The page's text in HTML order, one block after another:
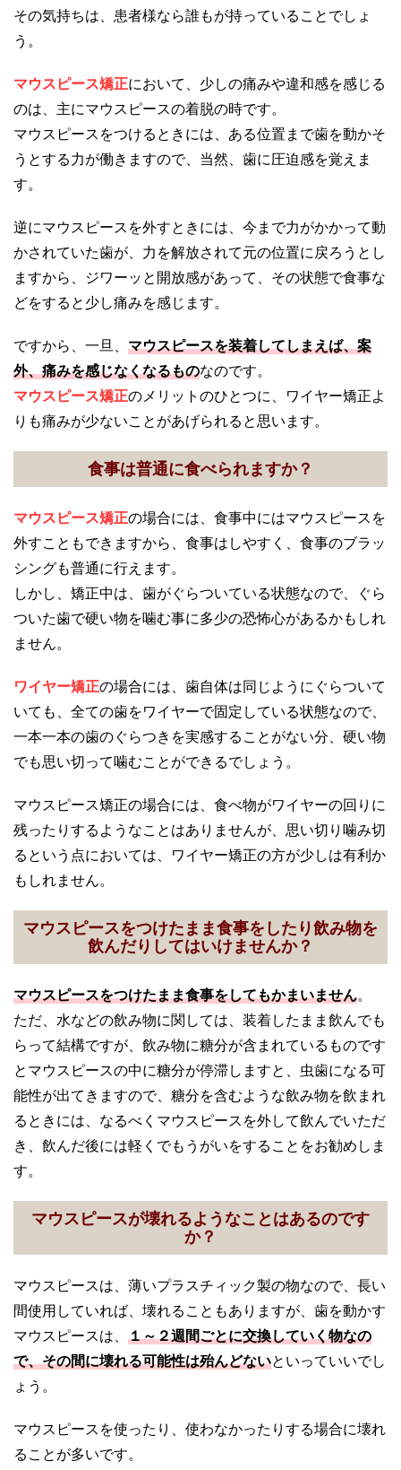
その気持ちは、患者様なら誰もが持っていることでしょ
う。
マウスピース矯正において、少しの痛みや違和感を感じる
のは、主にマウスピースの着脱の時です。
マウスピースをつけるときには、ある位置まで歯を動かそ
うとする力が働きますので、当然、歯に圧迫感を覚えま
す。
逆にマウスピースを外すときには、今まで力がかかって動
かされていた歯が、力を解放されて元の位置に戻ろうとし
ますから、ジワーッと開放感があって、その状態で食事な
どをすると少し痛みを感じます。
ですから、一旦、 マウスピースを装着してしまえば、案
外、痛みを感じなくなるものなのです。
マウスピース矯正のメリットのひとつに、ワイヤー矯正よ
りも痛みが少ないことがあげられると思います。
食事は普通に食べられますか？
マウスピース矯正の場合には、食事中にはマウスピースを
外すこともできますから、食事はしやすく、食事のブラッ
シングも普通に行えます。
しかし、矯正中は、歯がぐらついている状態なので、ぐら
ついた歯で硬い物を噛む事に多少の恐怖心があるかもしれ
ません。
ワイヤー矯正の場合には、歯自体は同じようにぐらついて
いても、全ての歯をワイヤーで固定している状態なので、
一本一本の歯のぐらつきを実感することがない分、硬い物
でも思い切って噛むことができるでしょう。
マウスピース矯正の場合には、食べ物がワイヤーの回りに
残ったりするようなことはありませんが、思い切り噛み切
るという点においては、ワイヤー矯正の方が少しは有利か
もしれません。
マウスピースをつけたまま食事をしたり飲み物を
飲んだりしてはいけませんか？
マウスピースをつけたまま食事をしてもかまいません。
ただ、水などの飲み物に関しては、装着したまま飲んでも
らって結構ですが、飲み物に糖分が含まれているものです
とマウスピースの中に糖分が停滞しますと、虫歯になる可
能性が出てきますので、糖分を含むような飲み物を飲まれ
るときには、なるべくマウスピースを外して飲んでいただ
き、飲んだ後には軽くでもうがいをすることをお勧めしま
す。
マウスピースが壊れるようなことはあるのです
か？
マウスピースは、薄いプラスチィック製の物なので、長い
間使用していれば、壊れることもありますが、歯を動かす
マウスピースは、 １～２週間ごとに交換していく物なの
で、その間に壊れる可能性は殆んどないといっていいでし
ょう。
マウスピースを使ったり、使わなかったりする場合に壊れ
ることが多いです。